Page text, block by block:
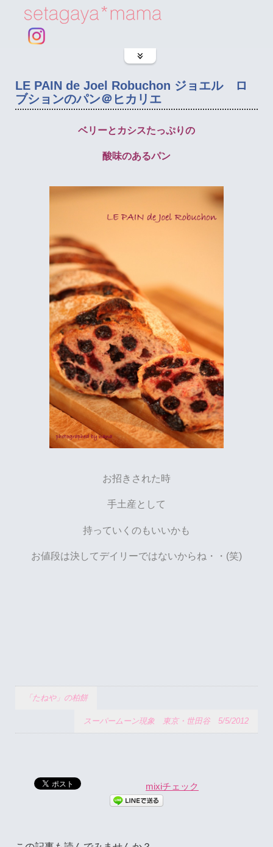
LE PAIN de Joel Robuchon ジョエル ロ
ブションのパン＠ヒカリエ
ベリーとカシスたっぷりの
酸味のあるパン
お招きされた時
手土産として
持っていくのもいいかも
お値段は決してデイリーではないからね・・(笑)
「たねや」の柏餅
スーパームーン現象 東京・世田谷 5/5/2012
mixiチェック